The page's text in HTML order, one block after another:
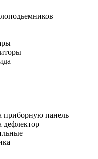
приборную панель
дефлектор